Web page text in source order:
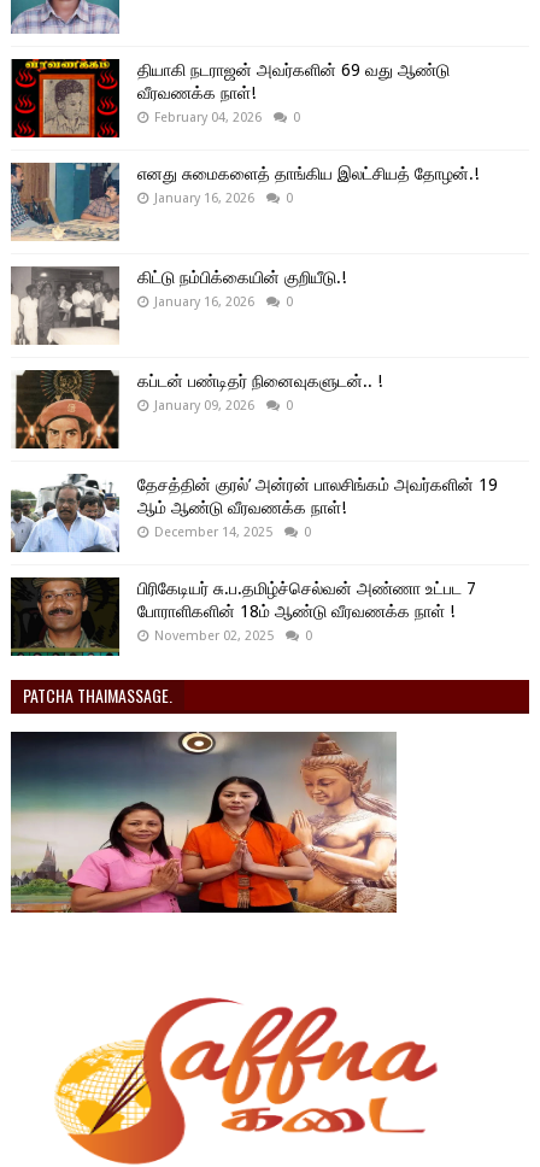
தியாகி நடராஜன் அவர்களின் 69 வது ஆண்டு
வீரவணக்க நாள்!
February 04, 2026 0
எனது சுமைகளைத் தாங்கிய இலட்சியத் தோழன்.!
January 16, 2026 0
கிட்டு நம்பிக்கையின் குறியீடு.!
January 16, 2026 0
கப்டன் பண்டிதர் நினைவுகளுடன்.. !
January 09, 2026 0
தேசத்தின் குரல்’ அன்ரன் பாலசிங்கம் அவர்களின் 19
ஆம் ஆண்டு வீரவணக்க நாள்!
December 14, 2025 0
பிரிகேடியர் சு.ப.தமிழ்ச்செல்வன் அண்ணா உட்பட 7
போராளிகளின் 18ம் ஆண்டு வீரவணக்க நாள் !
November 02, 2025 0
PATCHA THAIMASSAGE.